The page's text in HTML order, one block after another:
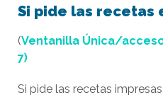
Si pide las recetas
(Ventanilla Única/
7)
Si pide las recetas